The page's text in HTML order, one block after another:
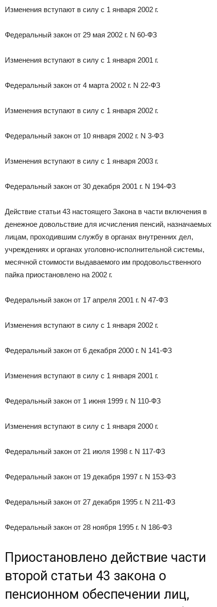
Изменения вступают в силу с 1 января 2002 г.
Федеральный закон от 29 мая 2002 г. N 60-ФЗ
Изменения вступают в силу с 1 января 2001 г.
Федеральный закон от 4 марта 2002 г. N 22-ФЗ
Изменения вступают в силу с 1 января 2002 г.
Федеральный закон от 10 января 2002 г. N 3-ФЗ
Изменения вступают в силу с 1 января 2003 г.
Федеральный закон от 30 декабря 2001 г. N 194-ФЗ
Действие статьи 43 настоящего Закона в части включения в
денежное довольствие для исчисления пенсий, назначаемых
лицам, проходившим службу в органах внутренних дел,
учреждениях и органах уголовно-исполнительной системы,
месячной стоимости выдаваемого им продовольственного
пайка приостановлено на 2002 г.
Федеральный закон от 17 апреля 2001 г. N 47-ФЗ
Изменения вступают в силу с 1 января 2002 г.
Федеральный закон от 6 декабря 2000 г. N 141-ФЗ
Изменения вступают в силу с 1 января 2001 г.
Федеральный закон от 1 июня 1999 г. N 110-ФЗ
Изменения вступают в силу с 1 января 2000 г.
Федеральный закон от 21 июля 1998 г. N 117-ФЗ
Федеральный закон от 19 декабря 1997 г. N 153-ФЗ
Федеральный закон от 27 декабря 1995 г. N 211-ФЗ
Федеральный закон от 28 ноября 1995 г. N 186-ФЗ
Приостановлено действие части
второй статьи 43 закона о
пенсионном обеспечении лиц,